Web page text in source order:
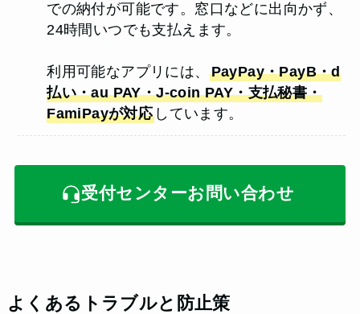
での納付が可能です。窓口などに出向かず、
24時間いつでも支払えます。
利用可能なアプリには、 PayPay・PayB・d
払い・au PAY・J-coin PAY・支払秘書・
FamiPayが対応 しています。
受付センターお問い合わせ
よくあるトラブルと防止策